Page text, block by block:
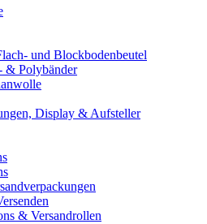
und Blockbodenbeutel
& Polybänder
Display & Aufsteller
& Versandrollen